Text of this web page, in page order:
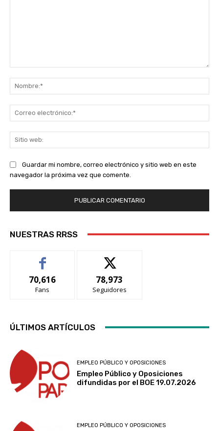
Guardar mi nombre, correo electrónico y sitio web en este
navegador la próxima vez que comente.
NUESTRAS RRSS
70,616
Fans
78,973
Seguidores
ÚLTIMOS ARTÍCULOS
EMPLEO PÚBLICO Y OPOSICIONES
Empleo Público y Oposiciones
difundidas por el BOE 19.07.2026
EMPLEO PÚBLICO Y OPOSICIONES